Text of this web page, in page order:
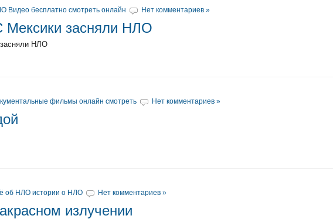
Видео бесплатно смотреть онлайн Нет комментариев »
Мексики засняли НЛО
НЛО
фильмы онлайн смотреть Нет комментариев »
об НЛО истории о НЛО Нет комментариев »
излучении